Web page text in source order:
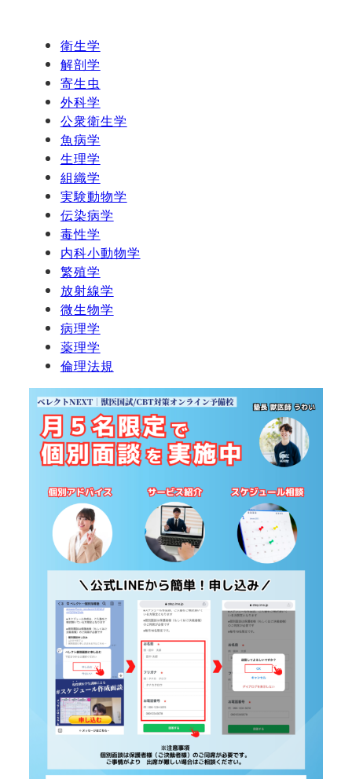
衛生学
解剖学
寄生虫
外科学
公衆衛生学
魚病学
生理学
組織学
実験動物学
伝染病学
毒性学
内科小動物学
繁殖学
放射線学
微生物学
病理学
薬理学
倫理法規